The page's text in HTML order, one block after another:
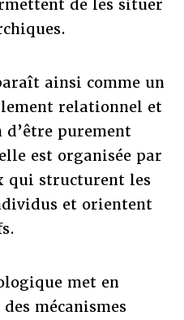
de les situer
ainsi comme un
relationnel et
purement
est organisée par
qui structurent les
et orientent
met en
mécanismes